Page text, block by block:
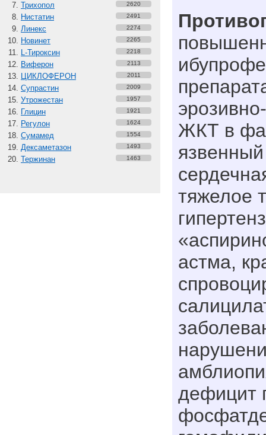
Трихопол 2620
Нистатин 2491
Линекс 2274
Новинет 2265
L-Тироксин 2218
Виферон 2113
ЦИКЛОФЕРОН 2011
Супрастин 2009
Утрожестан 1957
Глицин 1921
Регулон 1624
Сумамед 1554
Дексаметазон 1493
Тержинан 1463
ЖКТ в
тяжелое
астма,
дефицит